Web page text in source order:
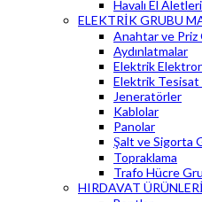
Havalı El Aletleri
ELEKTRİK GRUBU
Anahtar ve Priz
Aydınlatmalar
Elektrik
Elektrik Tesisat
Jeneratörler
Kablolar
Panolar
Şalt ve Sigorta
Topraklama
Trafo Hücre
HIRDAVAT ÜRÜNLERİ